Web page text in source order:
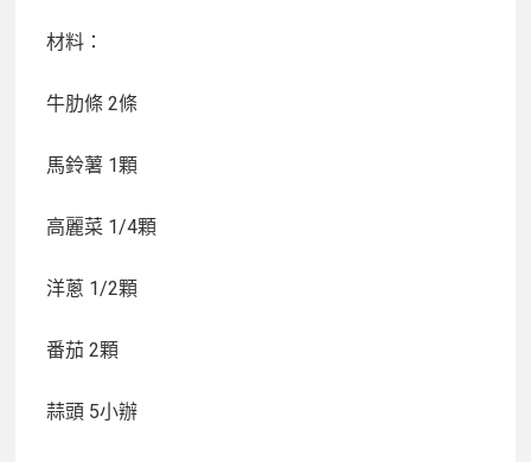
材料：
牛肋條 2條
馬鈴薯 1顆
高麗菜 1/4顆
洋蔥 1/2顆
番茄 2顆
蒜頭 5小辦